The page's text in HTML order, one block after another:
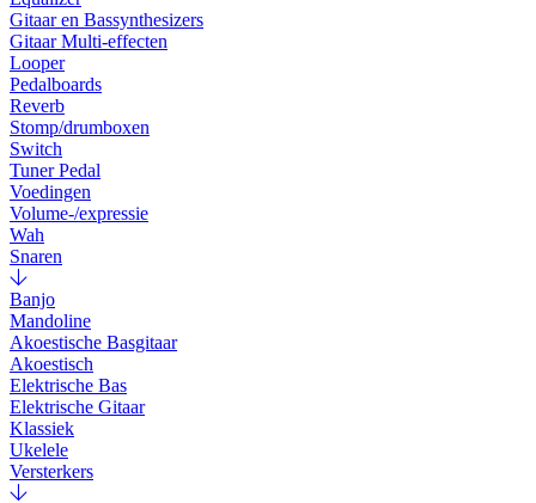
Gitaar en Bassynthesizers
Gitaar Multi-effecten
Looper
Pedalboards
Reverb
Stomp/drumboxen
Switch
Tuner Pedal
Voedingen
Volume-/expressie
Wah
Snaren
Banjo
Mandoline
Akoestische Basgitaar
Akoestisch
Elektrische Bas
Elektrische Gitaar
Klassiek
Ukelele
Versterkers